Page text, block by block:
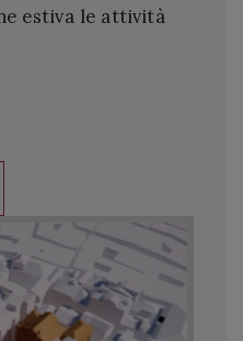
Se volete scoprire o